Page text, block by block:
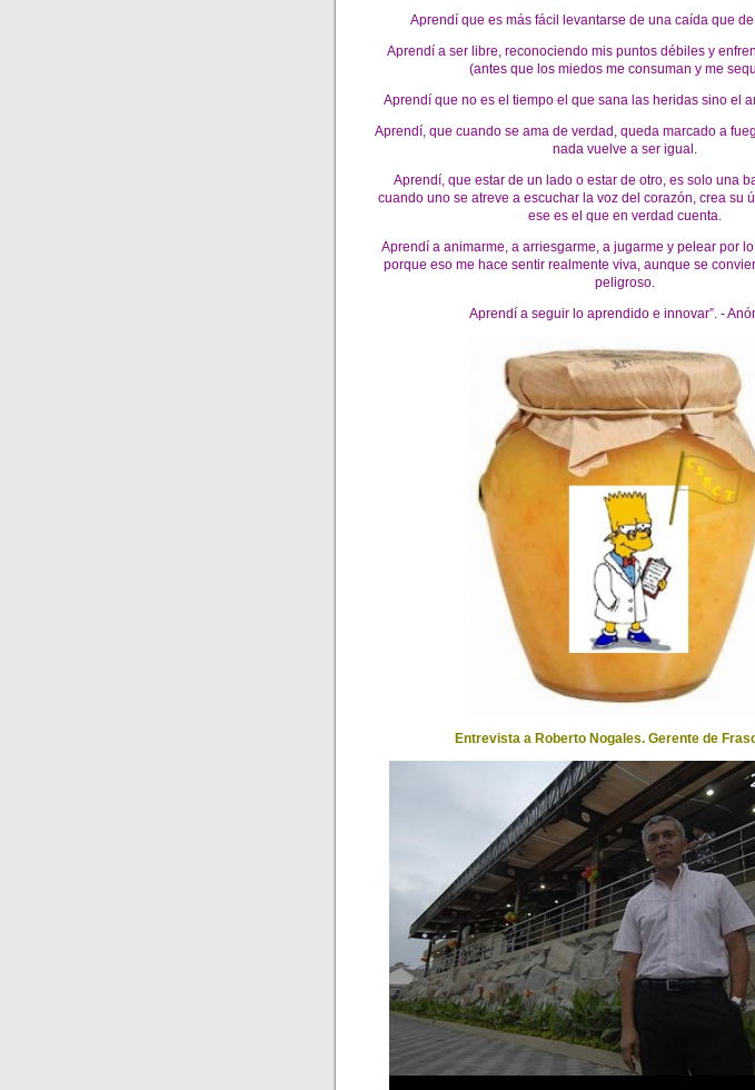
Aprendí que es más fácil levantarse de una caída que
Aprendí a ser libre, reconociendo mis puntos débiles y
(antes que los miedos me consuman y me
Aprendí que no es el tiempo el que sana las heridas sino el
Aprendí, que cuando se ama de verdad, queda marcado a
nada vuelve a ser igual.
Aprendí, que estar de un lado o estar de otro, es solo una
cuando uno se atreve a escuchar la voz del corazón, crea su
ese es el que en verdad cuenta.
Aprendí a animarme, a arriesgarme, a jugarme y pelear por
porque eso me hace sentir realmente viva, aunque se
peligroso.
Aprendí a seguir lo aprendido e innovar”. -
Entrevista a Roberto Nogales. Gerente de